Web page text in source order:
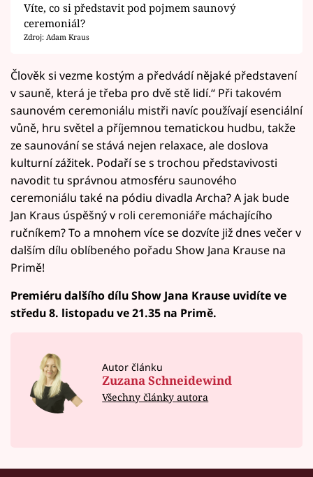
Víte, co si představit pod pojmem saunový
ceremoniál?
Zdroj: Adam Kraus
Člověk si vezme kostým a předvádí nějaké představení
v sauně, která je třeba pro dvě stě lidí.“ Při takovém
saunovém ceremoniálu mistři navíc používají esenciální
vůně, hru světel a příjemnou tematickou hudbu, takže
ze saunování se stává nejen relaxace, ale doslova
kulturní zážitek. Podaří se s trochou představivosti
navodit tu správnou atmosféru saunového
ceremoniálu také na pódiu divadla Archa? A jak bude
Jan Kraus úspěšný v roli ceremoniáře máchajícího
ručníkem? To a mnohem více se dozvíte již dnes večer v
dalším dílu oblíbeného pořadu Show Jana Krause na
Primě!
Premiéru dalšího dílu Show Jana Krause uvidíte ve
středu 8. listopadu ve 21.35 na Primě.
Autor článku
Zuzana Schneidewind
Všechny články autora